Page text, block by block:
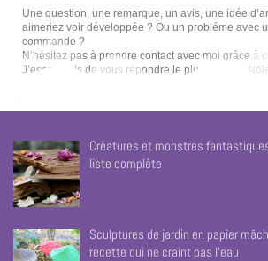
Une question, une remarque, un avis, une idée
aimeriez voir développée ? Ou un probléme avec
commande ?
N’hésitez pas à prendre contact avec moi grâce à
J’essayerais de vous répondre le plus vote
Créatures et monstres
liste complète
Sculptures de jardin en papier
recette qui ne craint pas l’eau